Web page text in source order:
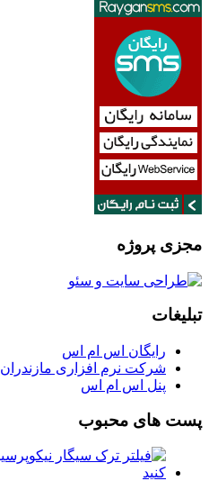
مجزی پروژه
تبلیغات
رایگان اس ام اس
شرکت نرم افزاری مازندران
پنل اس ام اس
پست های محبوب